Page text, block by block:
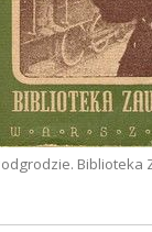
Biblioteka